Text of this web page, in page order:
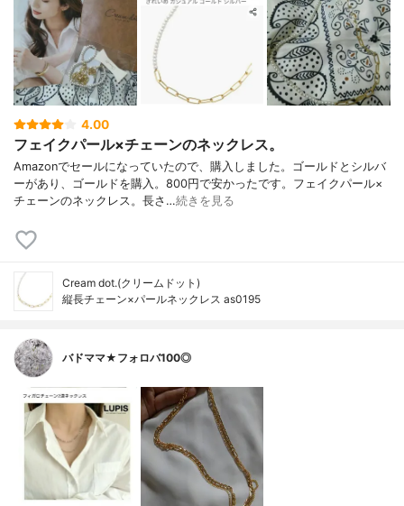
4.00
フェイクパール×チェーンのネックレス。
Amazonでセールになっていたので、購入しました。ゴールドとシルバ
ーがあり、ゴールドを購入。800円で安かったです。フェイクパール×
チェーンのネックレス。長さ…続きを見る
Cream dot.(クリームドット)
縦長チェーン×パールネックレス as0195
バドママ★フォロバ100◎